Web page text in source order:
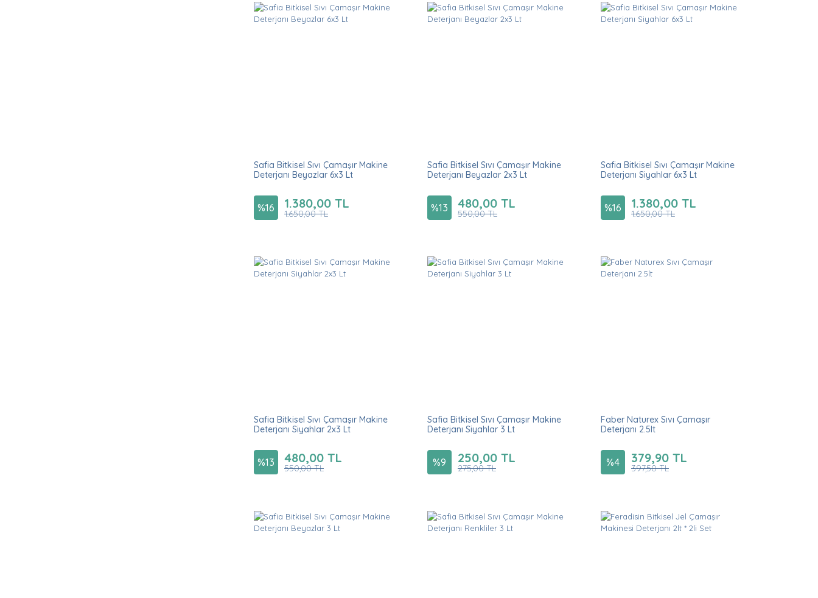
Safia Bitkisel Sıvı Çamaşır Makine
Deterjanı Beyazlar 6x3 Lt
%16 1.380,00 TL
1.650,00 TL
Safia Bitkisel Sıvı Çamaşır Makine
Deterjanı Beyazlar 2x3 Lt
%13 480,00 TL
550,00 TL
Safia Bitkisel Sıvı Çamaşır Makine
Deterjanı Siyahlar 6x3 Lt
%16 1.380,00 TL
1.650,00 TL
Safia Bitkisel Sıvı Çamaşır Makine
Deterjanı Siyahlar 2x3 Lt
%13 480,00 TL
550,00 TL
Safia Bitkisel Sıvı Çamaşır Makine
Deterjanı Siyahlar 3 Lt
%9 250,00 TL
275,00 TL
Faber Naturex Sıvı Çamaşır
Deterjanı 2.5lt
%4 379,90 TL
397,50 TL